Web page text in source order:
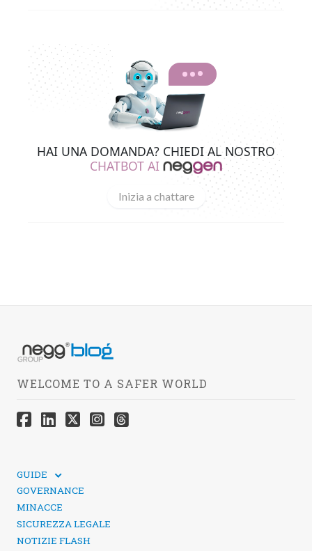
HAI UNA DOMANDA? CHIEDI AL NOSTRO
CHATBOT AI
Inizia a chattare
WELCOME TO A SAFER WORLD
GUIDE
SICUREZZA DEI SOCIAL MEDIA
GOVERNANCE
MINACCE
SICUREZZA LEGALE
NOTIZIE FLASH